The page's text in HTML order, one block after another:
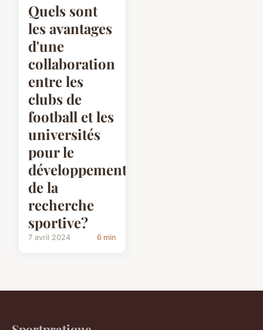
Quels sont
les avantages
d'une
collaboration
entre les
clubs de
football et les
universités
pour le
développement
de la
recherche
sportive?
7 avril 2024 6 min